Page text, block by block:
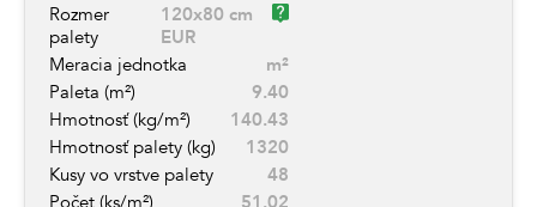
Rozmer
palety
120x80 cm
EUR
Meracia jednotka
m²
Paleta (m²)
9.40
Hmotnosť (kg/m²)
140.43
Hmotnosť palety (kg)
1320
Kusy vo vrstve palety
48
Počet (ks/m²)
51.02